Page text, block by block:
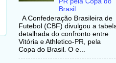
Brasil
A Confederação Brasileira de
Futebol (CBF) divulgou a
detalhada do confronto entre
Vitória e Athletico-PR, pela
Copa do Brasil. O e...